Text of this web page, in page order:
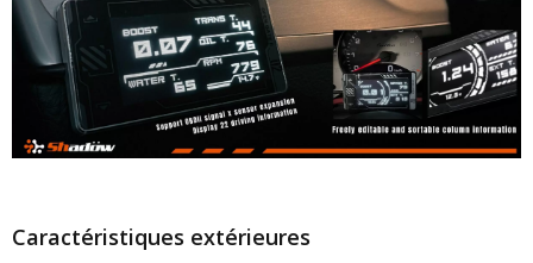
Caractéristiques extérieures